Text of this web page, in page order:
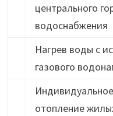
центрального
водоснабжения
Нагрев воды с
газового
отопление